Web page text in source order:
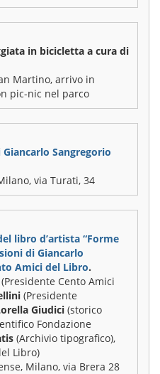
in bicicletta a cura di
Martino, arrivo in
pic-nic nel parco
Giancarlo Sangregorio
via Turati, 34
libro d’artista “Forme
di Giancarlo
Amici del Libro.
(Presidente Cento Amici
(Presidente
Giudici (storico
Fondazione
(Archivio tipografico),
Libro)
Milano, via Brera 28